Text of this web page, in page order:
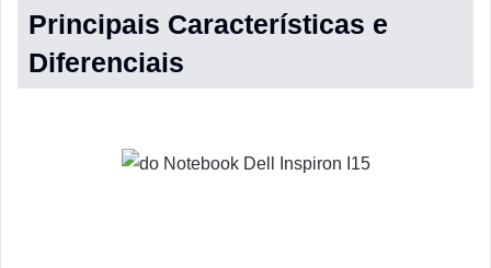
Principais Características e
Diferenciais